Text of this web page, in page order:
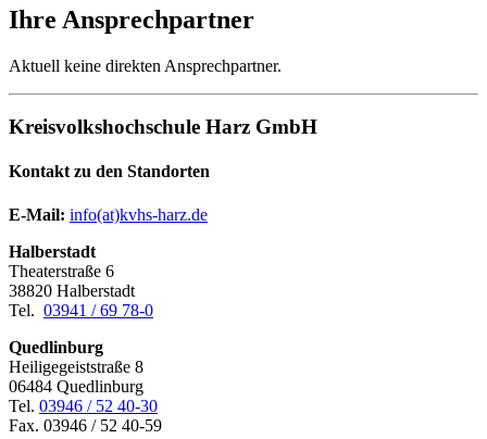
Ihre Ansprechpartner
Aktuell keine direkten Ansprechpartner.
Kreisvolkshochschule Harz GmbH
Kontakt zu den Standorten
E-Mail: info(at)kvhs-harz.de
Halberstadt
Theaterstraße 6
38820 Halberstadt
Tel. 03941 / 69 78-0
Quedlinburg
Heiligegeiststraße 8
06484 Quedlinburg
Tel. 03946 / 52 40-30
Fax. 03946 / 52 40-59